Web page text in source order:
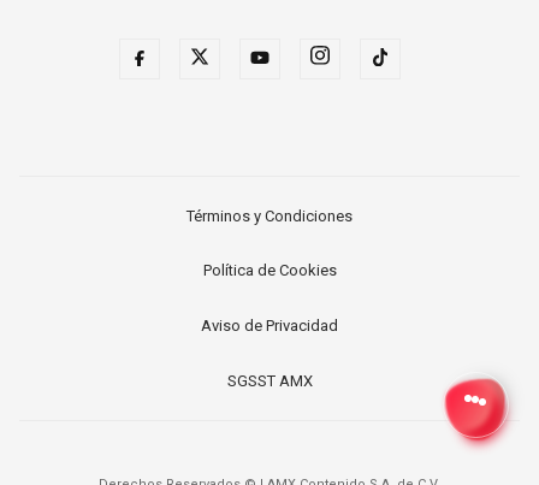
Términos y Condiciones
Política de Cookies
Aviso de Privacidad
SGSST AMX